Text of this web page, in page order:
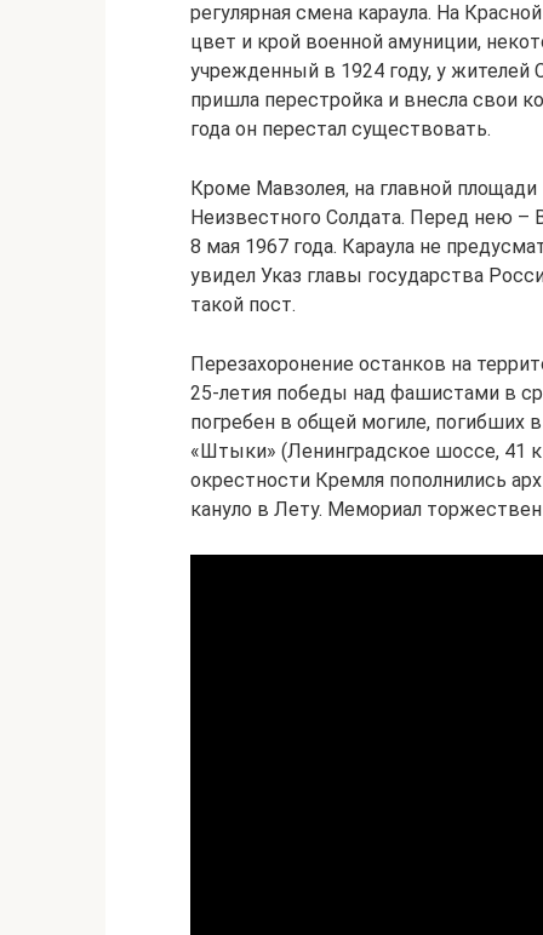
регулярная смена караула. На
цвет и крой военной амуниции,
учрежденный в 1924 году, у
пришла перестройка и внесла свои
года он перестал существовать.
Кроме Мавзолея, на главной
Неизвестного Солдата. Перед нею
8 мая 1967 года. Караула не
увидел Указ главы государства
такой пост.
Перезахоронение останков на
25-летия победы над фашистами в
погребен в общей могиле, погибших
«Штыки» (Ленинградское шоссе, 41
окрестности Кремля пополнились
кануло в Лету. Мемориал